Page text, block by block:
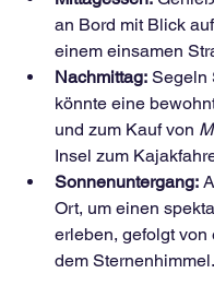
an Bord mit Blick
einem einsamen
Nachmittag: Segeln
könnte eine
und zum Kauf von
Insel zum
Sonnenuntergang:
Ort, um einen
erleben, gefolgt
dem Sternenhimmel.